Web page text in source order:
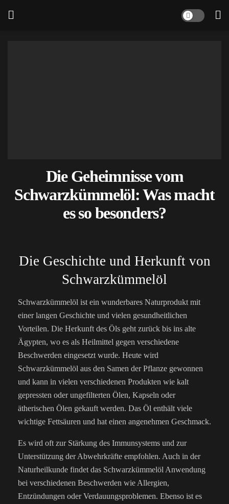
Die Geheimnisse vom
Schwarzkümmelöl: Was macht
es so besonders?
Die Geschichte und Herkunft von
Schwarzkümmelöl
Schwarzkümmelöl ist ein wunderbares Naturprodukt mit
einer langen Geschichte und vielen gesundheitlichen
Vorteilen. Die Herkunft des Öls geht zurück bis ins alte
Ägypten, wo es als Heilmittel gegen verschiedene
Beschwerden eingesetzt wurde. Heute wird
Schwarzkümmelöl aus den Samen der Pflanze gewonnen
und kann in vielen verschiedenen Produkten wie kalt
gepressten oder ungefilterten Ölen, Kapseln oder
ätherischen Ölen gekauft werden. Das Öl enthält viele
wichtige Fettsäuren und hat einen angenehmen Geschmack.
Es wird oft zur Stärkung des Immunsystems und zur
Unterstützung der Abwehrkräfte empfohlen. Auch in der
Naturheilkunde findet das Schwarzkümmelöl Anwendung
bei verschiedenen Beschwerden wie Allergien,
Entzündungen oder Verdauungsproblemen. Ebenso ist es